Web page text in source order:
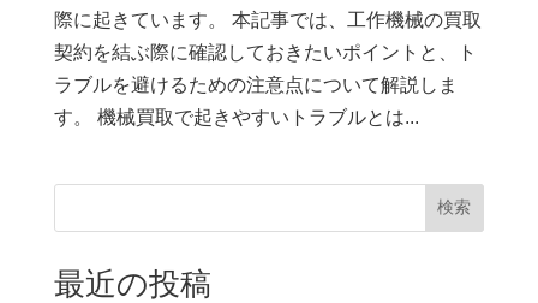
際に起きています。 本記事では、工作機械の買取
契約を結ぶ際に確認しておきたいポイントと、ト
ラブルを避けるための注意点について解説しま
す。 機械買取で起きやすいトラブルとは...
検索
最近の投稿